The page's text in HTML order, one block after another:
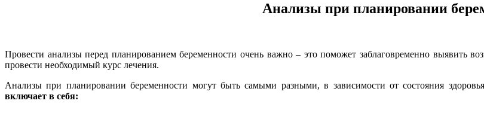
Анализы при планировании
Провести анализы перед планированием беременности очень важно – это поможет заблаговременно выявить
провести необходимый курс лечения.
Анализы при планировании беременности могут быть самыми разными, в зависимости от состояния
включает в себя: